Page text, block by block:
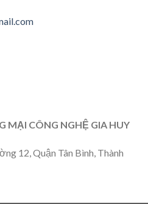
MẠI CÔNG NGHỆ GIA HUY
12, Quận Tân Bình, Thành